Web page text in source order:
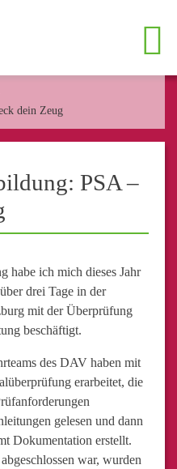
dein Zeug
PSA –
habe ich mich dieses Jahr
drei Tage in der
mit der Überprüfung
beschäftigt.
des DAV haben mit
erarbeitet, die
gelesen und dann
Dokumentation erstellt.
war, wurden